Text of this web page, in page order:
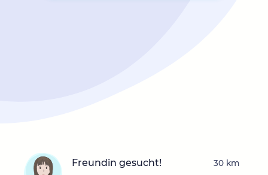
Freundin gesucht! 30 km